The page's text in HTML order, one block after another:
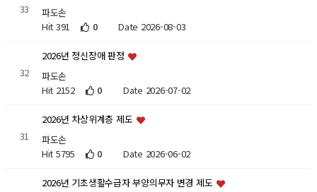
33
파도손
Hit 391
0 Date 2026-08-03
32
2026년 정신장애 판정
파도손
Hit 2152
0 Date 2026-07-02
31
2026년 차상위계층 제도
파도손
Hit 5795
0 Date 2026-06-02
2026년 기초생활수급자 부양의무자 변경 제도